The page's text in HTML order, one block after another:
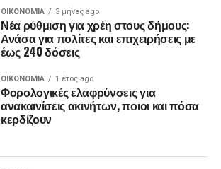
ΟΙΚΟΝΟΜΊΑ 3 μήνες ago
Νέα ρύθμιση για χρέη στους δήμους:
Ανάσα για πολίτες και επιχειρήσεις με
έως 240 δόσεις
ΟΙΚΟΝΟΜΊΑ 1 έτος ago
Φορολογικές ελαφρύνσεις για
ανακαινίσεις ακινήτων, ποιοι και πόσα
κερδίζουν